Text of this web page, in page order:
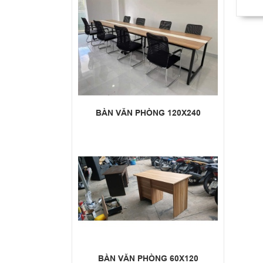
BÀN VĂN PHÒNG 120X240
BÀN VĂN PHÒNG 60X120